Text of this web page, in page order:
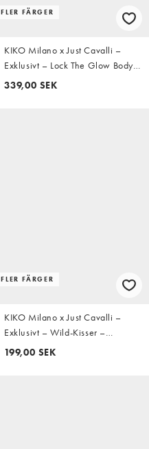
FLER FÄRGER
KIKO Milano x Just Cavalli –
Exklusivt – Lock The Glow Body
Luminizer – Luminizer bodylotion
339,00 SEK
FLER FÄRGER
KIKO Milano x Just Cavalli –
Exklusivt – Wild-Kisser –
Läppenna - 04 Heat Game
199,00 SEK